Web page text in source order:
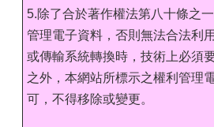
5.除了合於著作權法第八十條之
管理電子資料，否則無法合法利
或傳輸系統轉換時，技術上必須
之外，本網站所標示之權利管理
可，不得移除或變更。